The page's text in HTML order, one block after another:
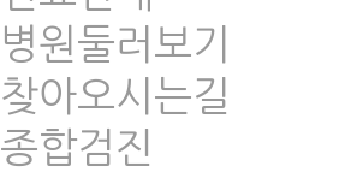
병원둘러보기
찾아오시는길
종합검진